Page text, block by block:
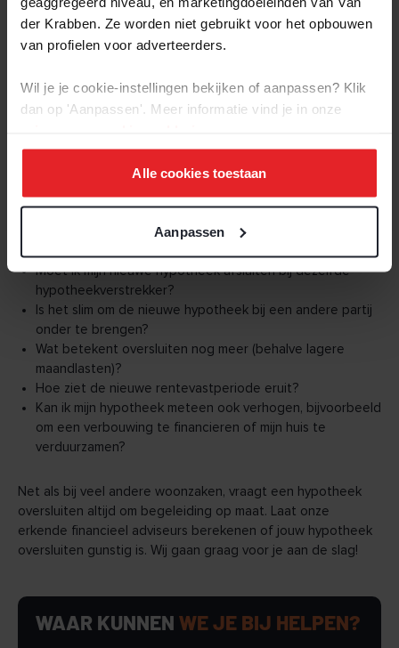
der Krabben. Ze worden niet gebruikt voor het opbouwen
van profielen voor adverteerders.
Wil je je cookie-instellingen bekijken of aanpassen? Klik
dan op 'Aanpassen'. Meer informatie vind je in onze
Alle cookies toestaan
Aanpassen
voorwaarden
Goed om te weten: vaak verwerken we de boeterente in je
nieuwe maandlasten. Je betaalt de boeterente dus in
DIT GAAN WE SAMEN BESPREKEN
Vragen die belangrijk zijn bij het oversluiten:
Moet ik mijn nieuwe hypotheek afsluiten bij dezelfde
hypotheekverstrekker?
Is het slim om de nieuwe hypotheek bij een andere partij
onder te brengen?
Wat betekent oversluiten nog meer (behalve lagere
maandlasten)?
Hoe ziet de nieuwe rentevastperiode eruit?
Kan ik mijn hypotheek meteen ook verhogen, bijvoorbeeld
om een verbouwing te financieren of mijn huis te
verduurzamen?
Net als bij veel andere woonzaken, vraagt een hypotheek
oversluiten altijd om begeleiding op maat. Laat onze
erkende financieel adviseurs berekenen of jouw hypotheek
oversluiten gunstig is. Wij gaan graag voor je aan de slag!
WAAR KUNNEN WE JE BIJ HELPEN?